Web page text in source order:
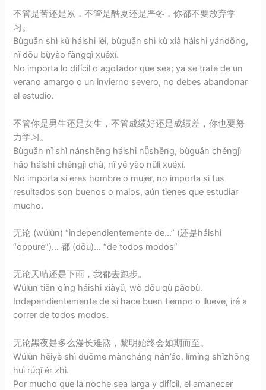
不管是苦还是累，不管是酷夏还是严冬，你都不要放弃学
习。
Bùguǎn shì kǔ háishi lèi, bùguǎn shì kù xià háishi yándōng,
nǐ dōu bụ̀yào fàngqì xuéxí.
No importa lo difícil o agotador que sea; ya se trate de un
verano amargo o un invierno severo, no debes abandonar
el estudio.
不管你是男生还是女生，不管成绩好还是成绩差，你也要努
力学习。
Bùguǎn nǐ shì nánshēng háishi nǚshēng, bùguǎn chéngjì
hǎo háishi chéngjì chà, nǐ yě yào nǔlì xuéxí.
No importa si eres hombre o mujer, no importa si tus
resultados son buenos o malos, aún tienes que estudiar
mucho.
无论 (wúlùn) “independientemente de…” (还是háishi
“oppure”)… 都 (dōu)… “de todos modos”
无论天晴还是下雨，我都去跑步。
Wúlùn tiān qíng háishi xiàyǔ, wǒ dōu qù pǎobù.
Independientemente de si hace buen tiempo o llueve, iré a
correr de todos modos.
无论黑夜是多么漫长难熬，黎明始终会如期而至。
Wúlùn hēiyè shì duōme màncháng nán’áo, límíng shǐzhōng
huì rúqī ér zhì.
Por mucho que la noche sea larga y difícil, el amanecer